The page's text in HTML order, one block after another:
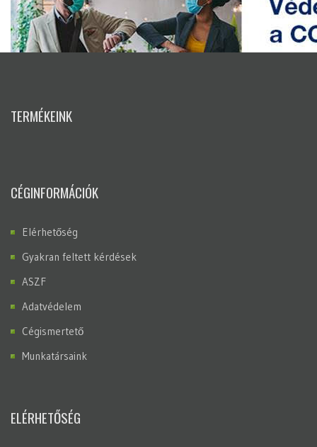
TERMÉKEINK
CÉGINFORMÁCIÓK
Elérhetőség
Gyakran feltett kérdések
ASZF
Adatvédelem
Cégismertető
Munkatársaink
ELÉRHETŐSÉG